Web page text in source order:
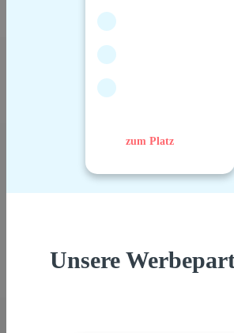
zum Platz
Unsere